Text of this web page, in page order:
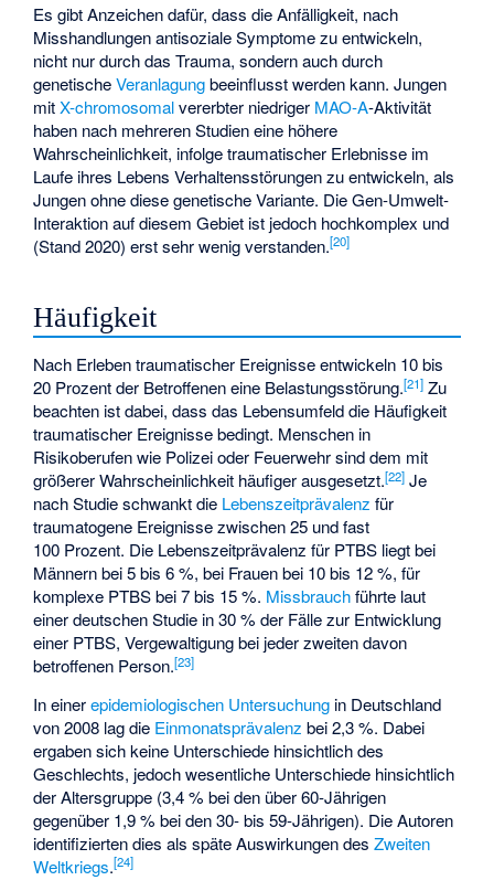
Es gibt Anzeichen dafür, dass die Anfälligkeit, nach
Misshandlungenantisoziale Symptomezu entwickeln,
nicht nur durch das Trauma, sondern auch durch
genetischeVeranlagungbeeinflusst werden kann. Jungen
mitX-chromosomalvererbter niedriger MAO-A-Aktivität
haben nach mehreren Studien eine höhere
Wahrscheinlichkeit, infolge traumatischer Erlebnisse im
Laufe ihres Lebens Verhaltensstörungen zu entwickeln, als
Jungen ohne diese genetische Variante. Die Gen-Umwelt-
Interaktion auf diesem Gebiet ist jedoch hochkomplex und
(Stand 2020) erst sehr wenig verstanden.[20]
Häufigkeit
Nach Erleben traumatischer Ereignisse entwickeln 10 bis
20 Prozent der Betroffenen eine Belastungsstörung.[21] Zu
beachten ist dabei, dass das Lebensumfeld die Häufigkeit
traumatischer Ereignisse bedingt. Menschen in
Risikoberufen wie Polizei oder Feuerwehr sind dem mit
größerer Wahrscheinlichkeit häufiger ausgesetzt.[22] Je
nach Studie schwankt die Lebenszeitprävalenz für
traumatogene Ereignisse zwischen 25 und fast
100 Prozent. Die Lebenszeitprävalenz für PTBS liegt bei
Männern bei 5 bis 6 %, bei Frauen bei 10 bis 12 %, für
komplexe PTBS bei 7 bis 15 %. Missbrauchführte laut
einer deutschen Studie in 30 % der Fälle zur Entwicklung
einer PTBS, Vergewaltigung bei jeder zweiten davon
betroffenen Person.[23]
In einerepidemiologischen Untersuchung in Deutschland
von 2008 lag die Einmonatsprävalenz bei 2,3 %. Dabei
ergaben sich keine Unterschiede hinsichtlich des
Geschlechts, jedoch wesentliche Unterschiede hinsichtlich
der Altersgruppe (3,4 % bei den über 60-Jährigen
gegenüber 1,9 % bei den 30- bis 59-Jährigen). Die Autoren
identifizierten dies als späte Auswirkungen desZweiten
Weltkriegs.[24]